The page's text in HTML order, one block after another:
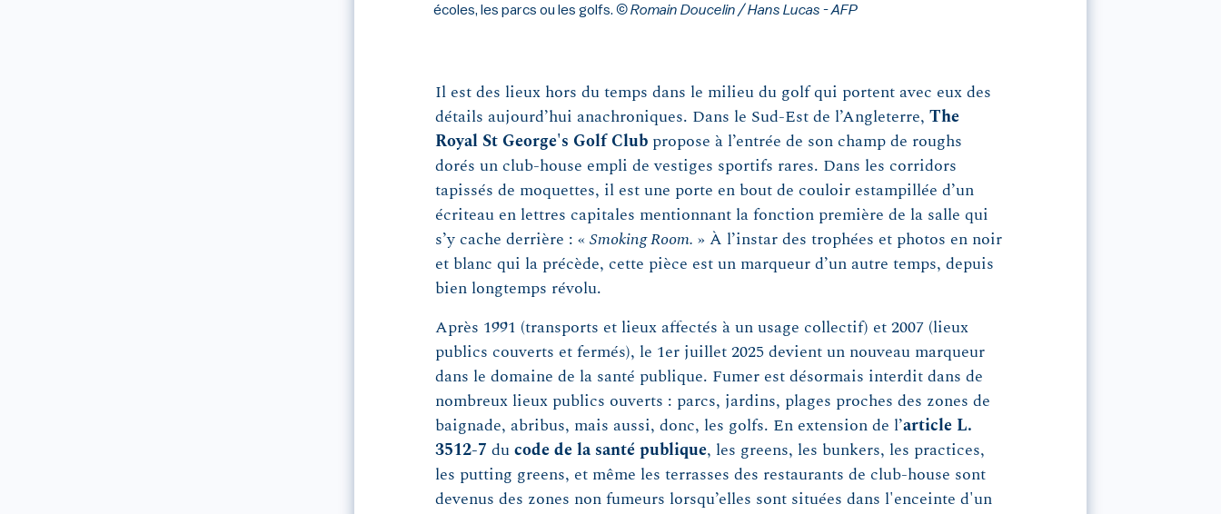
écoles, les parcs ou les golfs. © Romain Doucelin / Hans Lucas - AFP
Il est des lieux hors du temps dans le milieu du golf qui portent avec eux des
détails aujourd’hui anachroniques. Dans le Sud-Est de l’Angleterre, The
Royal St George's Golf Clubpropose à l’entrée de son champ de roughs
dorés un club-house empli de vestiges sportifs rares. Dans les corridors
tapissés de moquettes, il est une porte en bout de couloir estampillée d’un
écriteau en lettres capitales mentionnant la fonction première de la salle qui
s’y cache derrière : « Smoking Room. » À l’instar des trophées et photos en noir
et blanc qui la précède, cette pièce est un marqueur d’un autre temps, depuis
bien longtemps révolu.
Après 1991 (transports et lieux affectés à un usage collectif) et 2007 (lieux
publics couverts et fermés), le 1er juillet 2025 devient un nouveau marqueur
dans le domaine de la santé publique. Fumer est désormais interdit dans de
nombreux lieux publics ouverts : parcs, jardins, plages proches des zones de
baignade, abribus, mais aussi, donc, les golfs. En extension de l’article L.
3512-7 du code de la santé publique, les greens, les bunkers, les practices,
les putting greens, et même les terrasses des restaurants de club-house sont
devenus des zones non fumeurs lorsqu’elles sont situées dans l'enceinte d'un